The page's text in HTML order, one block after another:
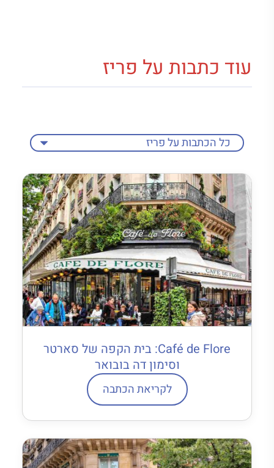
עוד כתבות על פריז
Café de Flore: בית הקפה של סארטר
וסימון דה בובואר
לקריאת הכתבה